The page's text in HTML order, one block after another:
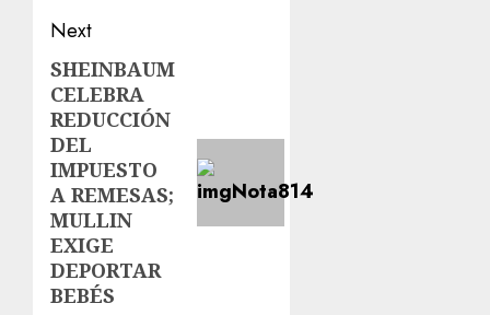
Next
SHEINBAUM
CELEBRA
REDUCCIÓN
DEL
IMPUESTO
A REMESAS;
MULLIN
EXIGE
DEPORTAR
BEBÉS